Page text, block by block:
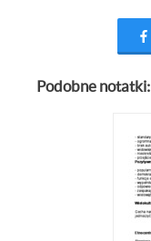
Podobne notatki: